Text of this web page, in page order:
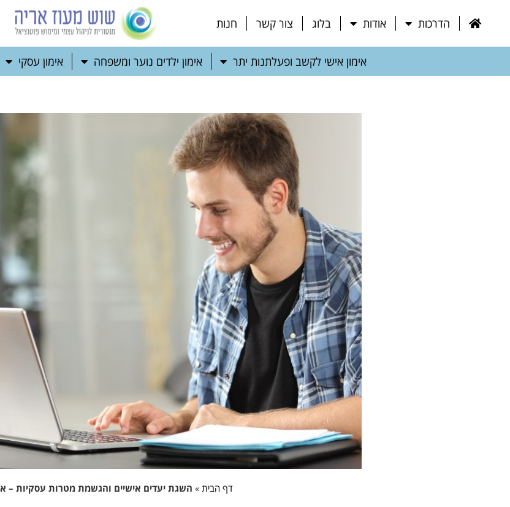
הדרכות אודות בלוג צור קשר חנות
אימון אישי לקשב ופעלתנות יתר אימון ילדים נוער ומשפחה אימון עסקי
דף הבית » השגת יעדים אישיים והגשמת מטרות עסקיות –